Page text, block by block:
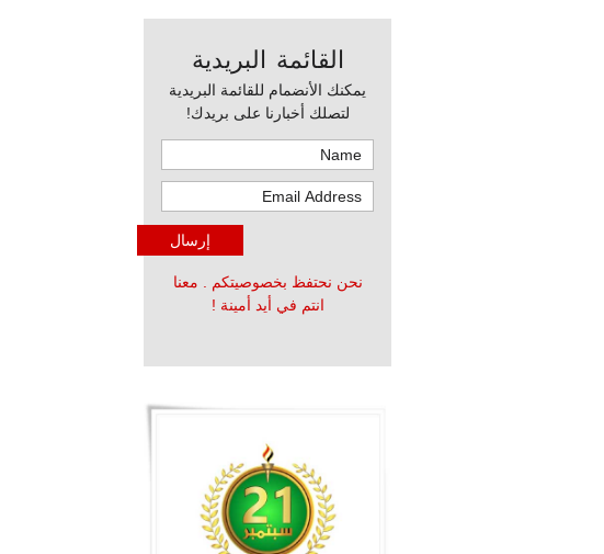
القائمة البريدية
يمكنك الأنضمام للقائمة البريدية
لتصلك أخبارنا على بريدك!
نحن نحتفظ بخصوصيتكم . معنا
انتم في أيد أمينة !